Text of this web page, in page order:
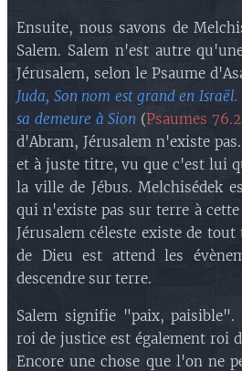
Ensuite, nous savons de
Salem. Salem n'est autre
Jérusalem, selon le Psaume
Juda, Son nom est grand en
sa demeure à Sion (Psaumes 76.2
d'Abram, Jérusalem n'existe
et à juste titre, vu que c'est lui
la ville de Jébus. Melchisédek
qui n'existe pas sur terre à
Jérusalem céleste existe de
de Dieu est attend les
descendre sur terre.
Salem signifie "paix, paisible".
roi de justice est également roi
Encore une chose que l'on ne